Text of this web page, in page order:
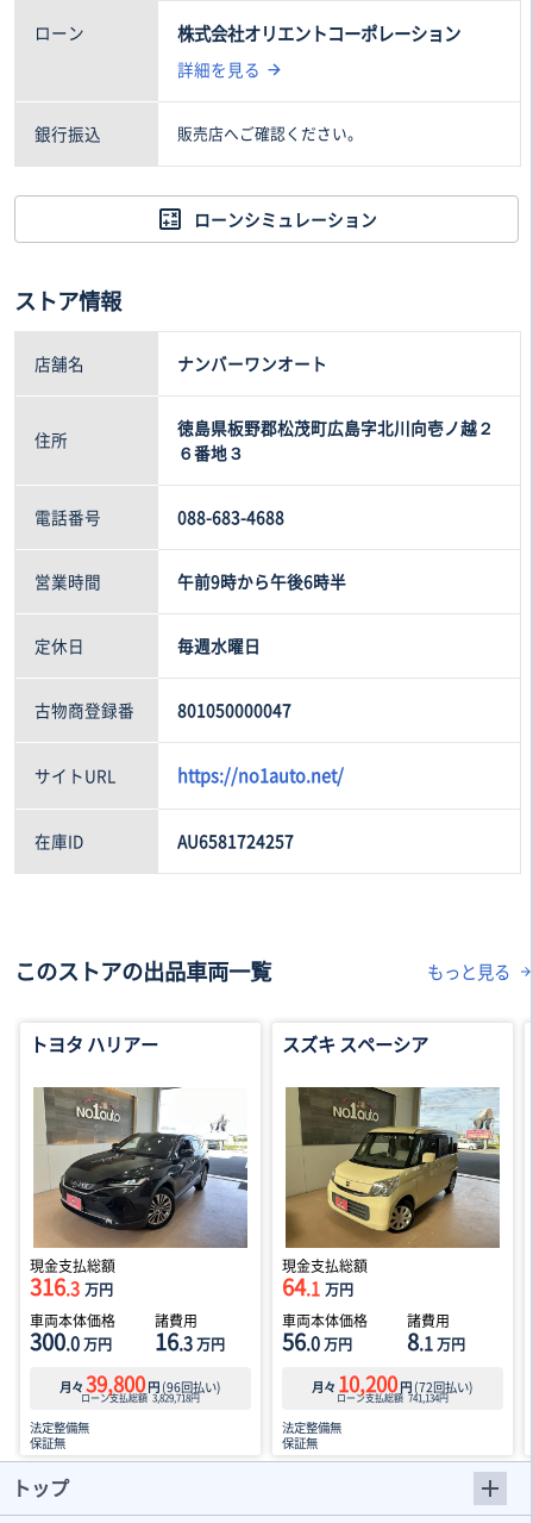
ローン 株式会社オリエントコーポレーション
詳細を見る
銀行振込 販売店へご確認ください。
ローンシミュレーション
ストア情報
店舗名 ナンバーワンオート
住所
徳島県板野郡松茂町広島字北川向壱ノ越２
６番地３
電話番号 088-683-4688
営業時間 午前9時から午後6時半
定休日 毎週水曜日
古物商登録番 801050000047
サイトURL https://no1auto.net/
在庫ID AU6581724257
このストアの出品車両一覧 もっと見る
トヨタ ハリアー
現金支払総額
316.3 万円
車両本体価格
300.0万円
諸費用
16.3万円
月々 39,800円 (96回払い)
ローン支払総額 3,829,718円
法定整備無
保証無
スズキ スペーシア
現金支払総額
64.1 万円
車両本体価格
56.0万円
諸費用
8.1万円
月々 10,200円 (72回払い)
ローン支払総額 741,134円
法定整備無
保証無
トップ